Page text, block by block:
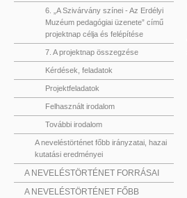
6. „A Szivárvány színei - Az Erdélyi
Muzéum pedagógiai üzenete” című
projektnap célja és felépítése
7. A projektnap összegzése
Kérdések, feladatok
Projektfeladatok
Felhasznált irodalom
További irodalom
A neveléstörténet főbb irányzatai, hazai
kutatási eredményei
A NEVELÉSTÖRTÉNET FORRÁSAI
A NEVELÉSTÖRTÉNET FŐBB